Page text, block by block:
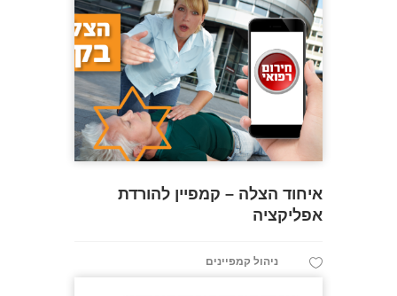
איחוד הצלה – קמפיין להורדת
אפליקציה
ניהול קמפיינים